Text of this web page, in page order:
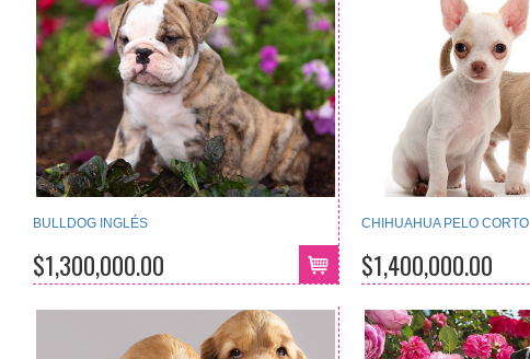
BULLDOG INGLÉS
$1,300,000.00
CHIHUAHUA PELO CORTO
$1,400,000.00